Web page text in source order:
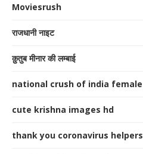
Moviesrush
राजधानी नाइट
क़ुतुब मीनार की लम्बाई
national crush of india female
cute krishna images hd
thank you coronavirus helpers